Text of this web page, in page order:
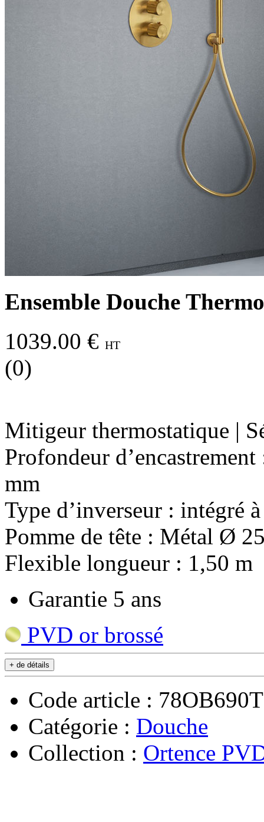
Ensemble Douche
1039.00 € HT
(0)
Mitigeur thermostatique |
Profondeur
mm
Type d’inverseur : intégré
Pomme de tête : Métal Ø
Flexible longueur : 1,50 m
Garantie 5 ans
PVD or brossé
+ de détails
Code article :
Catégorie : Douche
Collection : Ortence